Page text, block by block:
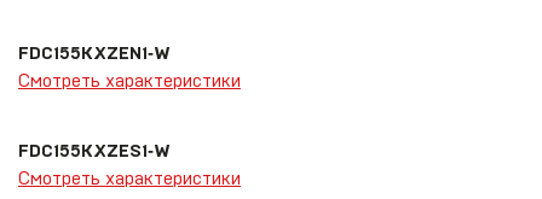
FDC155KXZEN1‑W
Смотреть характеристики
FDC155KXZES1‑W
Смотреть характеристики